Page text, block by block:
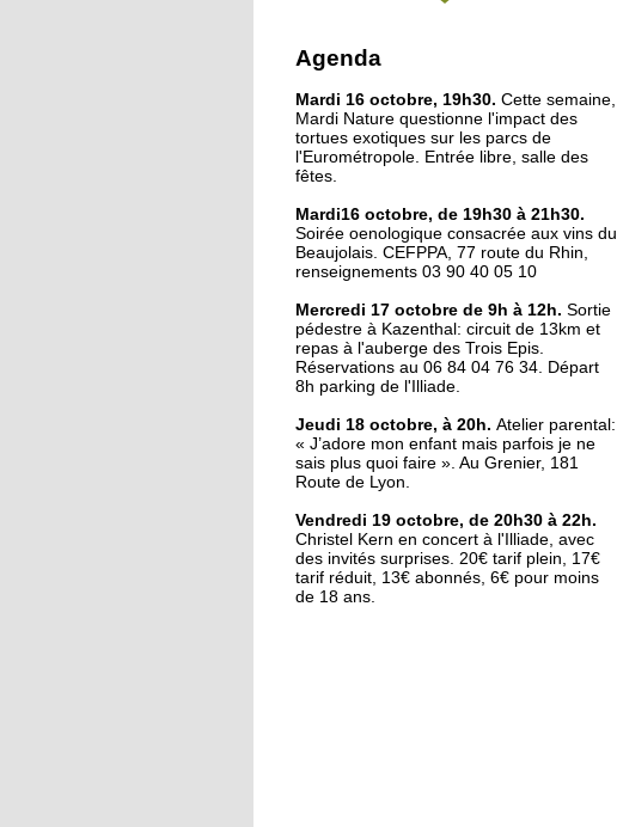
18 octobre 2018
rêves
17 octobre 2018
4 artistes, 4 univers
17 octobre 2018
Maxime Luck, nouveau
chef d'orchestre de la
Vulcania
Coupe de France : Illkirch
triomphe en
prolongations
16 octobre 2018
Le souvenir de 14-18
ravivé par les lycéens
Agenda
Mardi 16 octobre, 19h30. Cette semaine,
Mardi Nature questionne l'impact des
tortues exotiques sur les parcs de
l'Eurométropole. Entrée libre, salle des
fêtes.
Mardi16 octobre, de 19h30 à 21h30.
Soirée oenologique consacrée aux vins du
Beaujolais. CEFPPA, 77 route du Rhin,
renseignements 03 90 40 05 10
Mercredi 17 octobre de 9h à 12h. Sortie
pédestre à Kazenthal: circuit de 13km et
repas à l'auberge des Trois Epis.
Réservations au 06 84 04 76 34. Départ
8h parking de l'Illiade.
Jeudi 18 octobre, à 20h. Atelier parental:
« J’adore mon enfant mais parfois je ne
sais plus quoi faire ». Au Grenier, 181
Route de Lyon.
Vendredi 19 octobre, de 20h30 à 22h.
Christel Kern en concert à l'Illiade, avec
des invités surprises. 20€ tarif plein, 17€
tarif réduit, 13€ abonnés, 6€ pour moins
de 18 ans.